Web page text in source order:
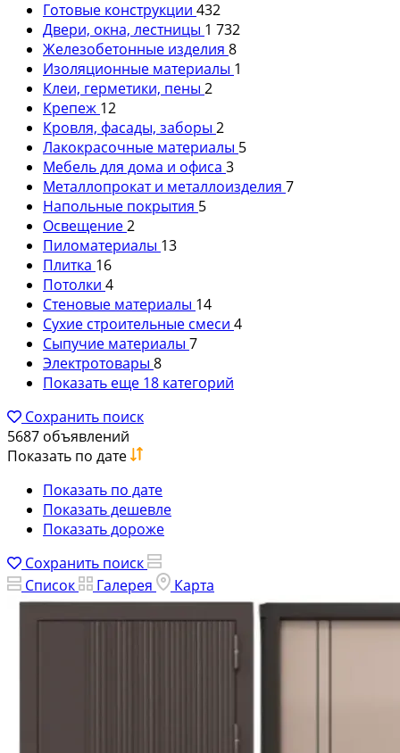
Готовые конструкции 432
Двери, окна, лестницы 1 732
Железобетонные изделия 8
Изоляционные материалы 1
Клеи, герметики, пены 2
Крепеж 12
Кровля, фасады, заборы 2
Лакокрасочные материалы 5
Мебель для дома и офиса 3
Металлопрокат и металлоизделия 7
Напольные покрытия 5
Освещение2
Пиломатериалы 13
Плитка 16
Потолки 4
Стеновые материалы 14
Сухие строительные смеси 4
Сыпучие материалы 7
Электротовары 8
Показать еще 18 категорий
Сохранить поиск
5687 объявлений
Показать по дате
Показать по дате
Показать дешевле
Показать дороже
Сохранить поиск
Список
Галерея Карта